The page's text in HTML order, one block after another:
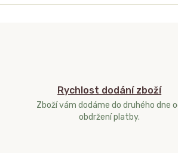
Rychlost dodání zboží
Zboží vám dodáme do druhého dne
obdržení platby.